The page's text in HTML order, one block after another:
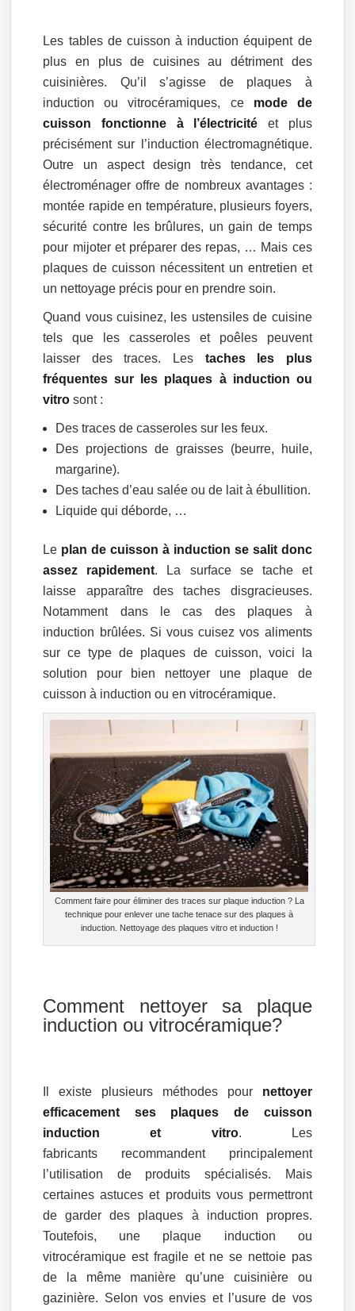
Les tables de cuisson à induction équipent de
plus en plus de cuisines au détriment des
cuisinières. Qu’il s’agisse de plaques à
induction ou vitrocéramiques, ce mode de
cuisson fonctionne à l’électricité et plus
précisément sur l’induction électromagnétique.
Outre un aspect design très tendance, cet
électroménager offre de nombreux avantages :
montée rapide en température, plusieurs foyers,
sécurité contre les brûlures, un gain de temps
pour mijoter et préparer des repas, … Mais ces
plaques de cuisson nécessitent un entretien et
un nettoyage précis pour en prendre soin.
Quand vous cuisinez, les ustensiles de cuisine
tels que les casseroles et poêles peuvent
laisser des traces. Les taches les plus
fréquentes sur les plaques à induction ou
vitro sont :
Des traces de casseroles sur les feux.
Des projections de graisses (beurre, huile,
margarine).
Des taches d’eau salée ou de lait à ébullition.
Liquide qui déborde, …
Le plan de cuisson à induction se salit donc
assez rapidement. La surface se tache et
laisse apparaître des taches disgracieuses.
Notamment dans le cas des plaques à
induction brûlées. Si vous cuisez vos aliments
sur ce type de plaques de cuisson, voici la
solution pour bien nettoyer une plaque de
cuisson à induction ou en vitrocéramique.
Comment faire pour éliminer des traces sur plaque induction ? La
technique pour enlever une tache tenace sur des plaques à
induction. Nettoyage des plaques vitro et induction !
Comment nettoyer sa plaque
induction ou vitrocéramique?
Il existe plusieurs méthodes pour nettoyer
efficacement ses plaques de cuisson
induction et vitro. Les
fabricants recommandent principalement
l’utilisation de produits spécialisés. Mais
certaines astuces et produits vous permettront
de garder des plaques à induction propres.
Toutefois, une plaque induction ou
vitrocéramique est fragile et ne se nettoie pas
de la même manière qu’une cuisinière ou
gazinière. Selon vos envies et l’usure de vos